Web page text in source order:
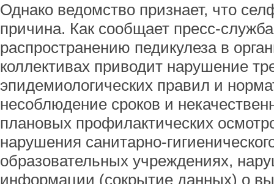
Однако ведомство признает, что
причина. Как сообщает пресс-служба
распространению педикулеза в
коллективах приводит нарушение
эпидемиологических правил и
несоблюдение сроков и
плановых профилактических
нарушения санитарно-
образовательных учреждениях,
информации (сокрытие данных) о